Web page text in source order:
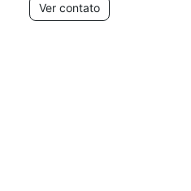
Ver contato